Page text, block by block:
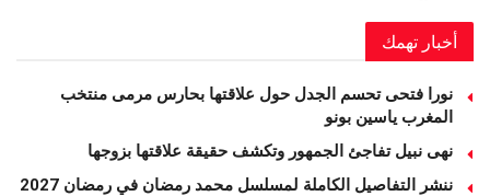
أخبار تهمك
نورا فتحى تحسم الجدل حول علاقتها بحارس مرمى منتخب
المغرب ياسين بونو ‏
نهى نبيل تفاجئ الجمهور وتكشف حقيقة علاقتها بزوجها
ننشر التفاصيل الكاملة لمسلسل محمد رمضان في رمضان 2027